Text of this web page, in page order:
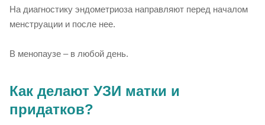
На диагностику эндометриоза направляют перед началом
менструации и после нее.
В менопаузе – в любой день.
Как делают УЗИ матки и
придатков?